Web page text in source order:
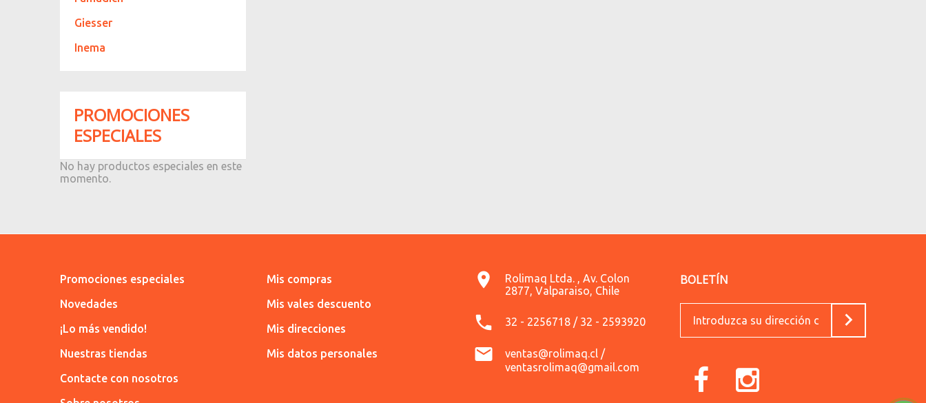
Giesser
Inema
PROMOCIONES
ESPECIALES
No hay productos especiales en este
momento.
Promociones especiales
Novedades
¡Lo más vendido!
Nuestras tiendas
Contacte con nosotros
Mis compras
Mis vales descuento
Mis direcciones
Mis datos personales
Rolimaq Ltda. , Av. Colon
2877, Valparaiso, Chile
32 - 2256718 / 32 - 2593920
ventas@rolimaq.cl /
ventasrolimaq@gmail.com
BOLETÍN